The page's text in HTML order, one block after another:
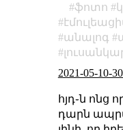
ֆոտո
անալոգ
2021-05-10-
հյդ֊ն ոնց
դարն